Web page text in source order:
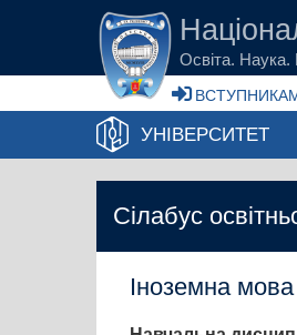
Перейти до основного вмісту
Освіта. Наука.
УНІВЕРСИТЕТ
Сілабус
Іноземна